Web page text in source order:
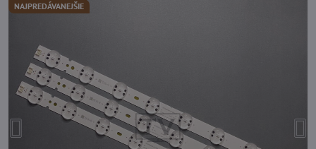
NAJPREDÁVANEJŠIE